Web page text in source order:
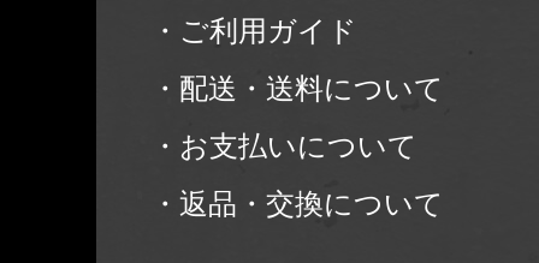
・ご利用ガイド
・配送・送料について
・お支払いについて
・返品・交換について